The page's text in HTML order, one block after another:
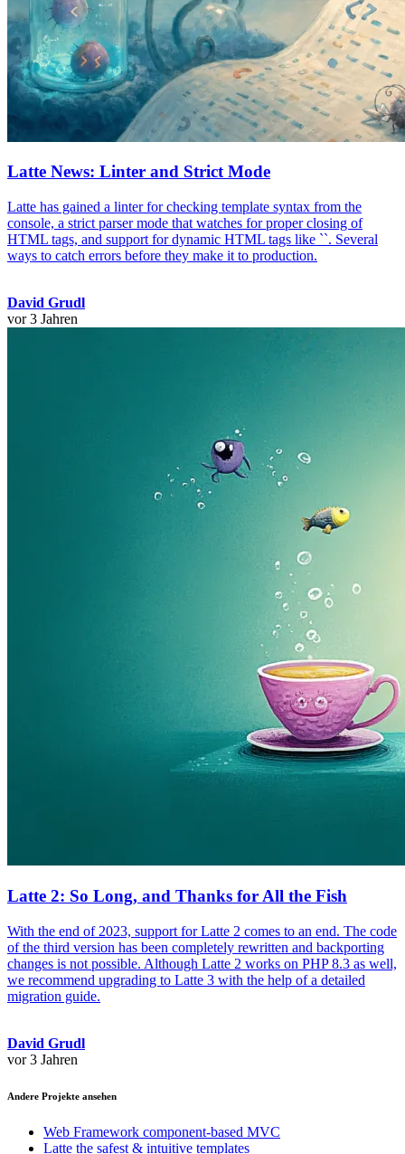
Latte News: Linter and Strict Mode
Latte has gained a linter for checking template syntax from the
console, a strict parser mode that watches for proper closing of
HTML tags, and support for dynamic HTML tags like ``. Several
ways to catch errors before they make it to production.
David Grudl
vor 3 Jahren
Latte 2: So Long, and Thanks for All the Fish
With the end of 2023, support for Latte 2 comes to an end. The code
of the third version has been completely rewritten and backporting
changes is not possible. Although Latte 2 works on PHP 8.3 as well,
we recommend upgrading to Latte 3 with the help of a detailed
migration guide.
David Grudl
vor 3 Jahren
Andere Projekte ansehen
Web Framework component-based MVC
Latte the safest & intuitive templates